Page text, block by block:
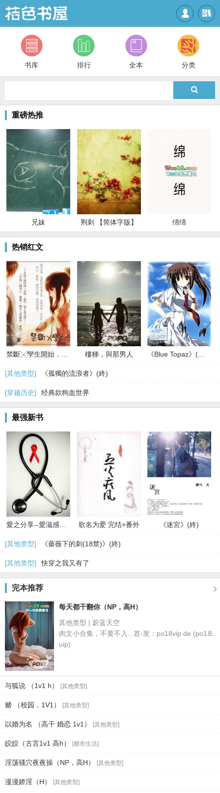
 
书库 排行 全本 分类

重磅热推
兄妹 荆刺 【简体字版】 绵绵
热销红文
樓梯，與那男人
[其他类型] 《孤獨的流浪者》(終)
[穿越历史] 经典款狗血世界
最强新书
歌名为爱 完结+番外 《迷宮》(終)
[其他类型] 《薔薇下的刺(18禁)》(終)
[其他类型] 快穿之我又有了
完本推荐 
每天都干翻你（NP，高H）
其他类型 | 蔚蓝天空
肉文小合集，不黄不入...首-发：po18vip.de (po1⒏
υip)
与狐说 （1v1 h） [其他类型]
赌 （校园，1V1） [其他类型]
以婚为名 （高干 婚恋 1v1） [其他类型]
皎皎（古言1v1 高h） [都市生活]
淫荡骚穴夜夜操（NP，高H） [其他类型]
漫漫娇淫（H） [其他类型]